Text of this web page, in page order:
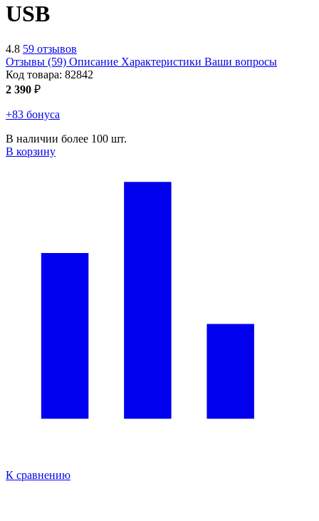
USB
4.8 59 отзывов
Отзывы (59) Описание Характеристики Ваши вопросы
Код товара: 82842
2 390 ₽
+83 бонуса
В наличии более 100 шт.
В корзину
К сравнению